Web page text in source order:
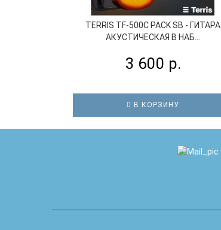
TERRIS TF-500C PACK SB - ГИТАРА
АКУСТИЧЕСКАЯ В НАБ...
3 600 р.
В КОРЗИНУ